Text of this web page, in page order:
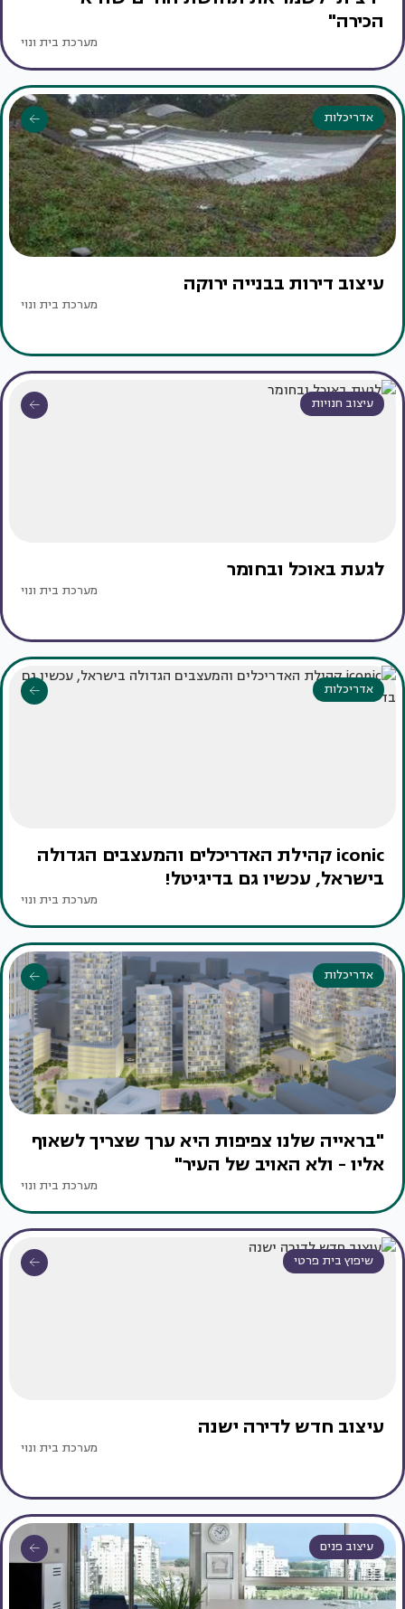
הכירה"
מערכת בית ונוי
אדריכלות
עיצוב דירות בבנייה ירוקה
מערכת בית ונוי
עיצוב חנויות
לגעת באוכל ובחומר
מערכת בית ונוי
אדריכלות
iconic קהילת האדריכלים והמעצבים הגדולה
בישראל, עכשיו גם בדיגיטל!
מערכת בית ונוי
אדריכלות
"בראייה שלנו צפיפות היא ערך שצריך לשאוף
אליו - ולא האויב של העיר"
מערכת בית ונוי
שיפוץ בית פרטי
עיצוב חדש לדירה ישנה
מערכת בית ונוי
עיצוב פנים